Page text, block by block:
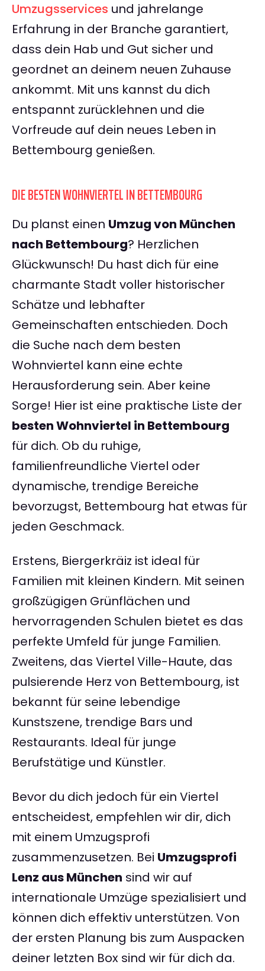
Umzugsservices und jahrelange
Erfahrung in der Branche garantiert,
dass dein Hab und Gut sicher und
geordnet an deinem neuen Zuhause
ankommt. Mit uns kannst du dich
entspannt zurücklehnen und die
Vorfreude auf dein neues Leben in
Bettembourg genießen.
DIE BESTEN WOHNVIERTEL IN BETTEMBOURG
Du planst einen Umzug von München
nach Bettembourg? Herzlichen
Glückwunsch! Du hast dich für eine
charmante Stadt voller historischer
Schätze und lebhafter
Gemeinschaften entschieden. Doch
die Suche nach dem besten
Wohnviertel kann eine echte
Herausforderung sein. Aber keine
Sorge! Hier ist eine praktische Liste der
besten Wohnviertel in Bettembourg
für dich. Ob du ruhige,
familienfreundliche Viertel oder
dynamische, trendige Bereiche
bevorzugst, Bettembourg hat etwas für
jeden Geschmack.
Erstens, Biergerkräiz ist ideal für
Familien mit kleinen Kindern. Mit seinen
großzügigen Grünflächen und
hervorragenden Schulen bietet es das
perfekte Umfeld für junge Familien.
Zweitens, das Viertel Ville-Haute, das
pulsierende Herz von Bettembourg, ist
bekannt für seine lebendige
Kunstszene, trendige Bars und
Restaurants. Ideal für junge
Berufstätige und Künstler.
Bevor du dich jedoch für ein Viertel
entscheidest, empfehlen wir dir, dich
mit einem Umzugsprofi
zusammenzusetzen. Bei Umzugsprofi
Lenz aus München sind wir auf
internationale Umzüge spezialisiert und
können dich effektiv unterstützen. Von
der ersten Planung bis zum Auspacken
deiner letzten Box sind wir für dich da.